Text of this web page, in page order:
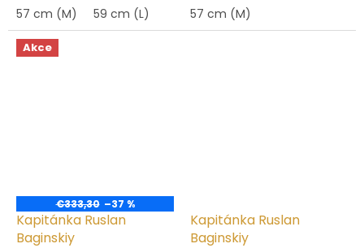
57 cm (M) 59 cm (L) 57 cm (M)
Akce
€333,30 –37 %
Kapitánka Ruslan
Baginskiy
Kapitánka Ruslan
Baginskiy